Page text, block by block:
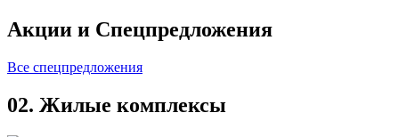
Акции и Спецпредложения
Все спецпредложения
02. Жилые комплексы